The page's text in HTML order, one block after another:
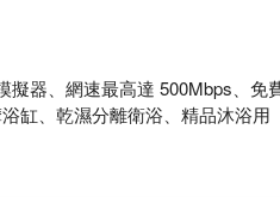
擬器、網速最高達 500Mbps、免
缸、乾濕分離衛浴、精品沐浴用